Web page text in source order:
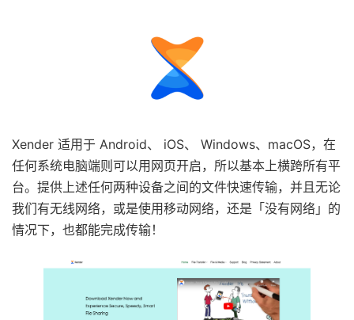
Xender 适用于 Android、 iOS、 Windows、macOS，在
任何系统电脑端则可以用网页开启，所以基本上横跨所有平
台。提供上述任何两种设备之间的文件快速传输，并且无论
我们有无线网络，或是使用移动网络，还是「没有网络」的
情况下，也都能完成传输！